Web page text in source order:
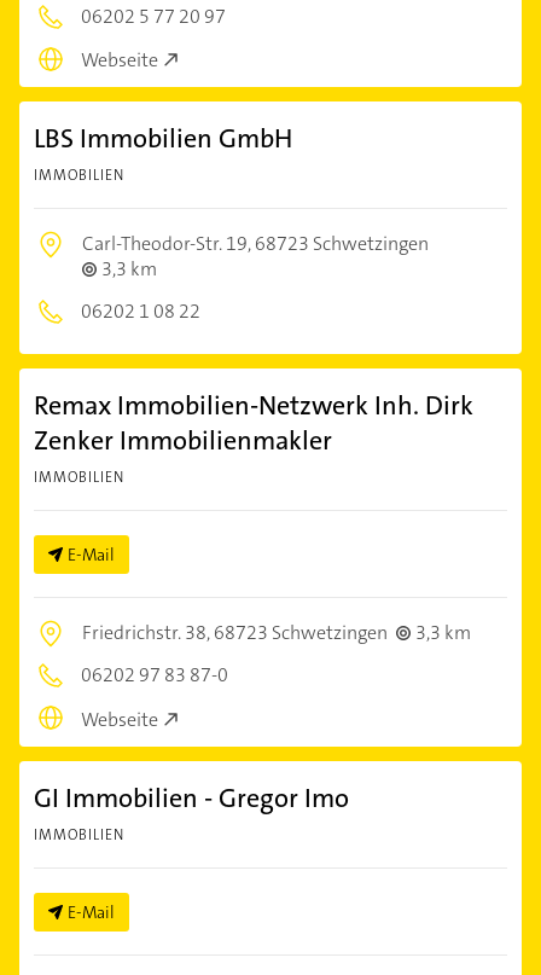
06202 5 77 20 97
Webseite
LBS Immobilien GmbH
IMMOBILIEN
Carl-Theodor-Str. 19,68723 Schwetzingen
3,3 km
06202 1 08 22
Remax Immobilien-Netzwerk Inh. Dirk
Zenker Immobilienmakler
IMMOBILIEN
E-Mail
Friedrichstr. 38,68723 Schwetzingen
3,3 km
06202 97 83 87-0
Webseite
GI Immobilien - Gregor Imo
IMMOBILIEN
E-Mail